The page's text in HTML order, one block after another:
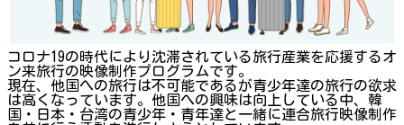
コロナ19の時代により沈滞されている旅行産業を応援するオ
ン来旅行の映像制作プログラムです。
現在、他国への旅行は不可能であるが青少年達の旅行の欲求
は高くなっています。他国への興味は向上している中、韓
国・日本・台湾の青少年・青年達と一緒に連合旅行映像制作